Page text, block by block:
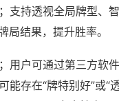
支持透视全局牌型、
局结果，提升胜率。
用户可通过第三方软
能存在“牌特别好”或